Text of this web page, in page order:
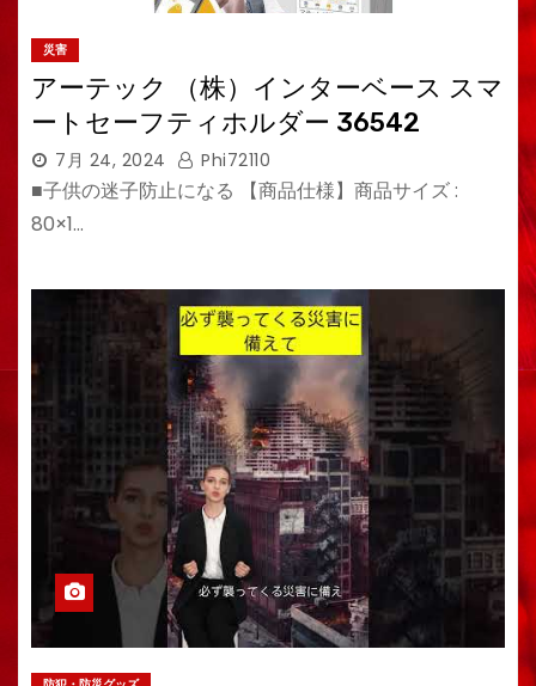
災害
アーテック （株）インターベース スマ
ートセーフティホルダー 36542
7月 24, 2024 Phi72110
■子供の迷子防止になる 【商品仕様】商品サイズ :
80×1…